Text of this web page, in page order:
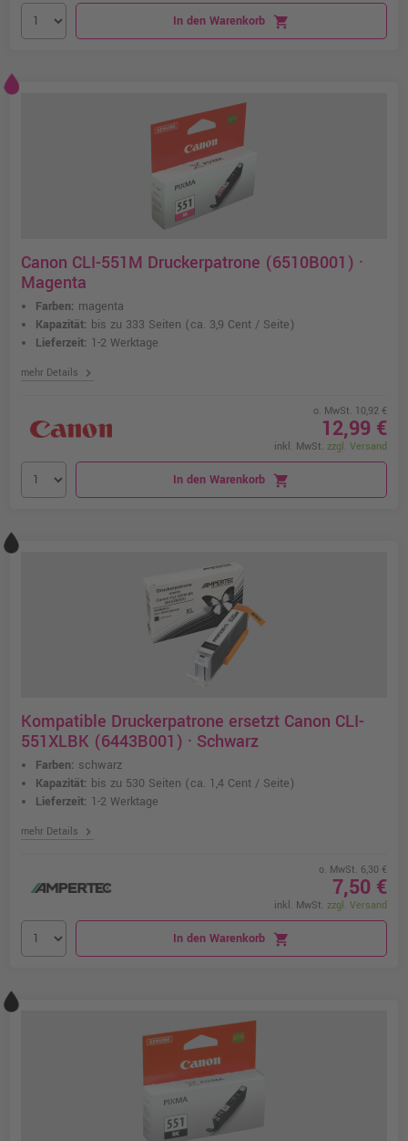
In den Warenkorb shopping_cart
Canon CLI-551M Druckerpatrone (6510B001) ·
Magenta
Farben: magenta
Kapazität: bis zu 333 Seiten (ca. 3,9 Cent / Seite)
Lieferzeit: 1-2 Werktage
mehr Details chevron_right
o. MwSt. 10,92 €
12,99 €
inkl. MwSt. zzgl. Versand
In den Warenkorb shopping_cart
Kompatible Druckerpatrone ersetzt Canon CLI-
551XLBK (6443B001) · Schwarz
Farben: schwarz
Kapazität: bis zu 530 Seiten (ca. 1,4 Cent / Seite)
Lieferzeit: 1-2 Werktage
mehr Details chevron_right
o. MwSt. 6,30 €
7,50 €
inkl. MwSt. zzgl. Versand
In den Warenkorb shopping_cart